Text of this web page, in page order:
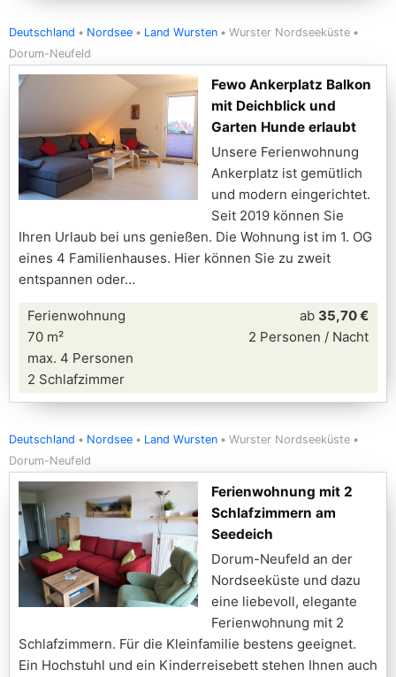
Deutschland Nordsee Land Wursten
Wurster Nordseeküste
Dorum-Neufeld
Fewo Ankerplatz Balkon
mit Deichblick und
Garten Hunde erlaubt
Unsere Ferienwohnung
Ankerplatz ist gemütlich
und modern eingerichtet.
Seit 2019 können Sie
Ihren Urlaub bei uns genießen. Die Wohnung ist im 1. OG
eines 4 Familienhauses. Hier können Sie zu zweit
entspannen oder
Ferienwohnung
70 m²
max. 4 Personen
2 Schlafzimmer
ab 35,70 €
2 Personen / Nacht
Deutschland Nordsee Land Wursten
Wurster Nordseeküste
Dorum-Neufeld
Ferienwohnung mit 2
Schlafzimmern am
Seedeich
Dorum-Neufeld an der
Nordseeküste und dazu
eine liebevoll, elegante
Ferienwohnung mit 2
Schlafzimmern. Für die Kleinfamilie bestens geeignet.
Ein Hochstuhl und ein Kinderreisebett stehen Ihnen auch